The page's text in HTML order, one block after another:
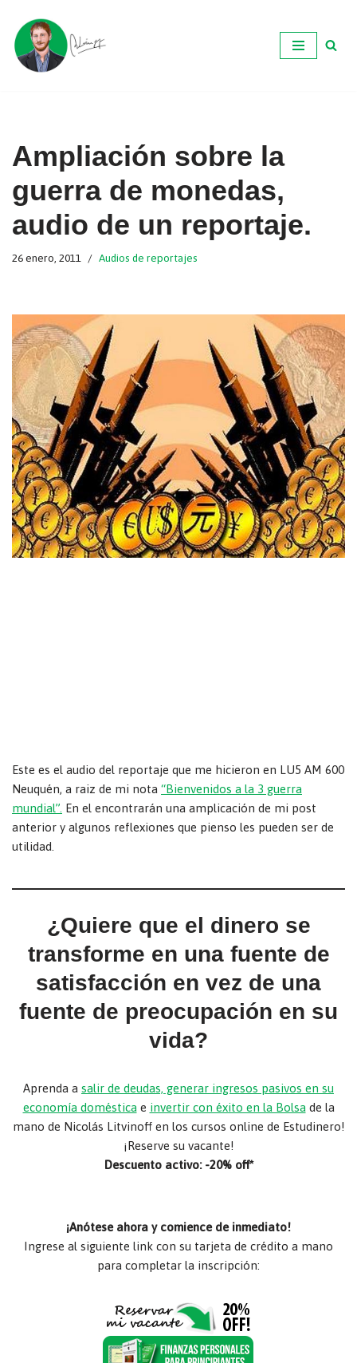
Ir
al
Ampliación sobre la
guerra de monedas,
audio de un reportaje.
26 enero, 2011 Audios de reportajes
Este es el audio del reportaje que me hicieron en LU5 AM 600
Neuquén, a raiz de mi nota “Bienvenidos a la 3 guerra
mundial”. En el encontrarán una amplicación de mi post
anterior y algunos reflexiones que pienso les pueden ser de
utilidad.
¿Quiere que el dinero se
transforme en una fuente de
satisfacción en vez de una
fuente de preocupación en su
vida?
Aprenda a salir de deudas, generar ingresos pasivos en su
economía doméstica e invertir con éxito en la Bolsa de la
mano de Nicolás Litvinoff en los cursos online de Estudinero!
¡Reserve su vacante!
Descuento activo: -20% off*
¡Anótese ahora y comience de inmediato!
Ingrese al siguiente link con su tarjeta de crédito a mano
para completar la inscripción: